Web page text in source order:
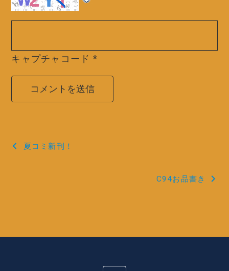
キャプチャコード *
投
夏コミ新刊！
C94お品書き